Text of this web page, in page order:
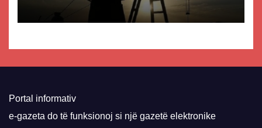
Portal informativ
e-gazeta do të funksionoj si një gazetë elektronike